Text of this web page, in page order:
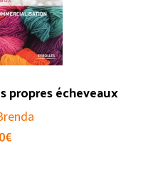
propres écheveaux
€